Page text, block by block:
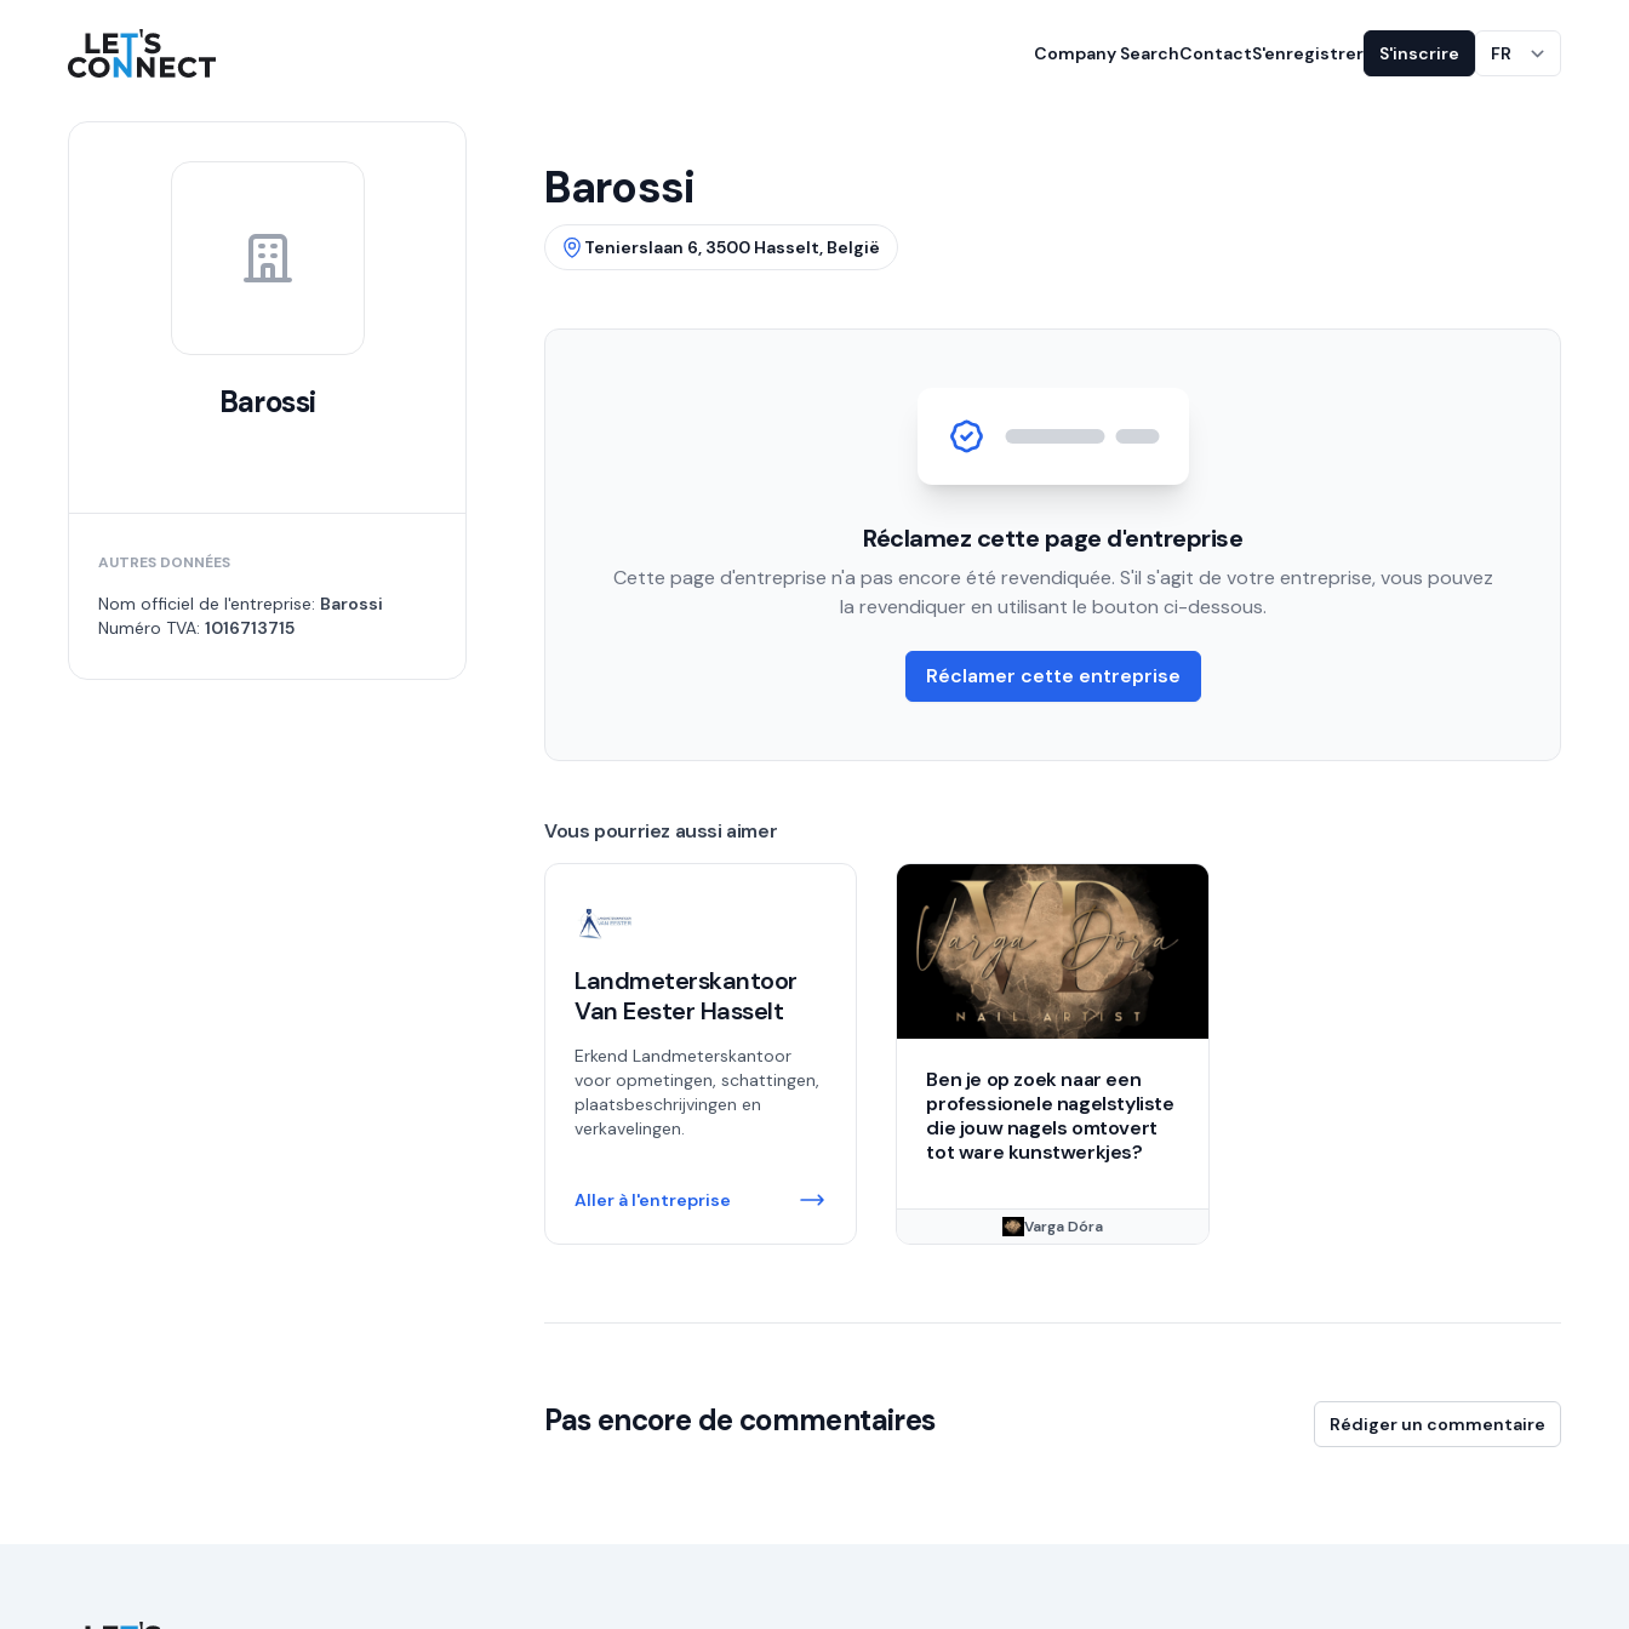
Let's Connect Company SearchContactS'enregistrer S'inscrire FR
Barossi
AUTRES DONNÉES
Nom officiel de l'entreprise: Barossi
Numéro TVA: 1016713715
Barossi
Tenierslaan 6, 3500 Hasselt, België
Réclamez cette page d'entreprise
Cette page d'entreprise n'a pas encore été revendiquée. S'il s'agit de votre entreprise, vous pouvez
la revendiquer en utilisant le bouton ci-dessous.
Réclamer cette entreprise
Vous pourriez aussi aimer
Landmeterskantoor
Van Eester Hasselt
Erkend Landmeterskantoor
voor opmetingen, schattingen,
plaatsbeschrijvingen en
verkavelingen.
Aller à l'entreprise
Ben je op zoek naar een
professionele nagelstyliste
die jouw nagels omtovert
tot ware kunstwerkjes?
Varga Dóra
Pas encore de commentaires Rédiger un commentaire